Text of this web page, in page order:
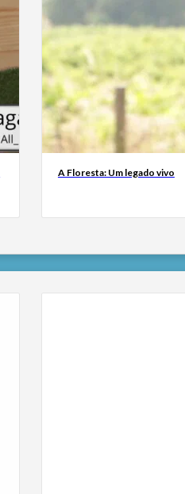
A Floresta: Um legado vivo